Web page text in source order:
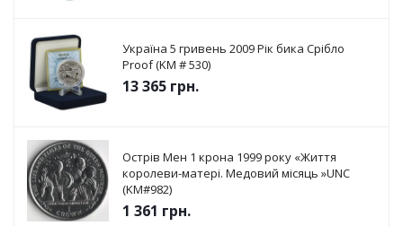
Україна 5 гривень 2009 Рік бика Срібло
Proof (KM # 530)
13 365 грн.
Острів Мен 1 крона 1999 року «Життя
королеви-матері. Медовий місяць »UNC
(KM#982)
1 361 грн.